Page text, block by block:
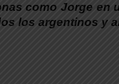
como Jorge en
los argentinos y